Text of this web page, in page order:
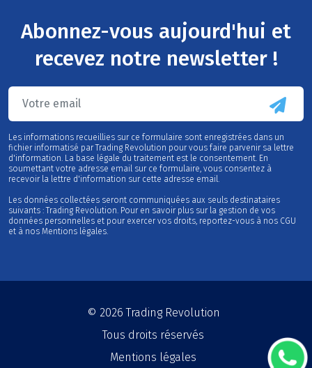
Abonnez-vous aujourd'hui et
recevez notre newsletter !
Les informations recueillies sur ce formulaire sont enregistrées dans un
fichier informatisé par Trading Revolution pour vous faire parvenir sa lettre
d'information. La base légale du traitement est le consentement. En
soumettant votre adresse email sur ce formulaire, vous consentez à
recevoir la lettre d'information sur cette adresse email.
Les données collectées seront communiquées aux seuls destinataires
suivants : Trading Revolution. Pour en savoir plus sur la gestion de vos
données personnelles et pour exercer vos droits, reportez-vous à nos CGU
et à nos Mentions légales.
© 2026Trading Revolution
Tous droits réservés
Mentions légales